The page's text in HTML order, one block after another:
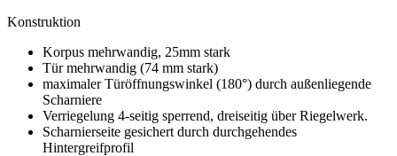
Konstruktion
Korpus mehrwandig, 25mm stark
Tür mehrwandig (74 mm stark)
maximaler Türöffnungswinkel (180°) durch außenliegende
Scharniere
Verriegelung 4-seitig sperrend, dreiseitig über Riegelwerk.
Scharnierseite gesichert durch durchgehendes
Hintergreifprofil